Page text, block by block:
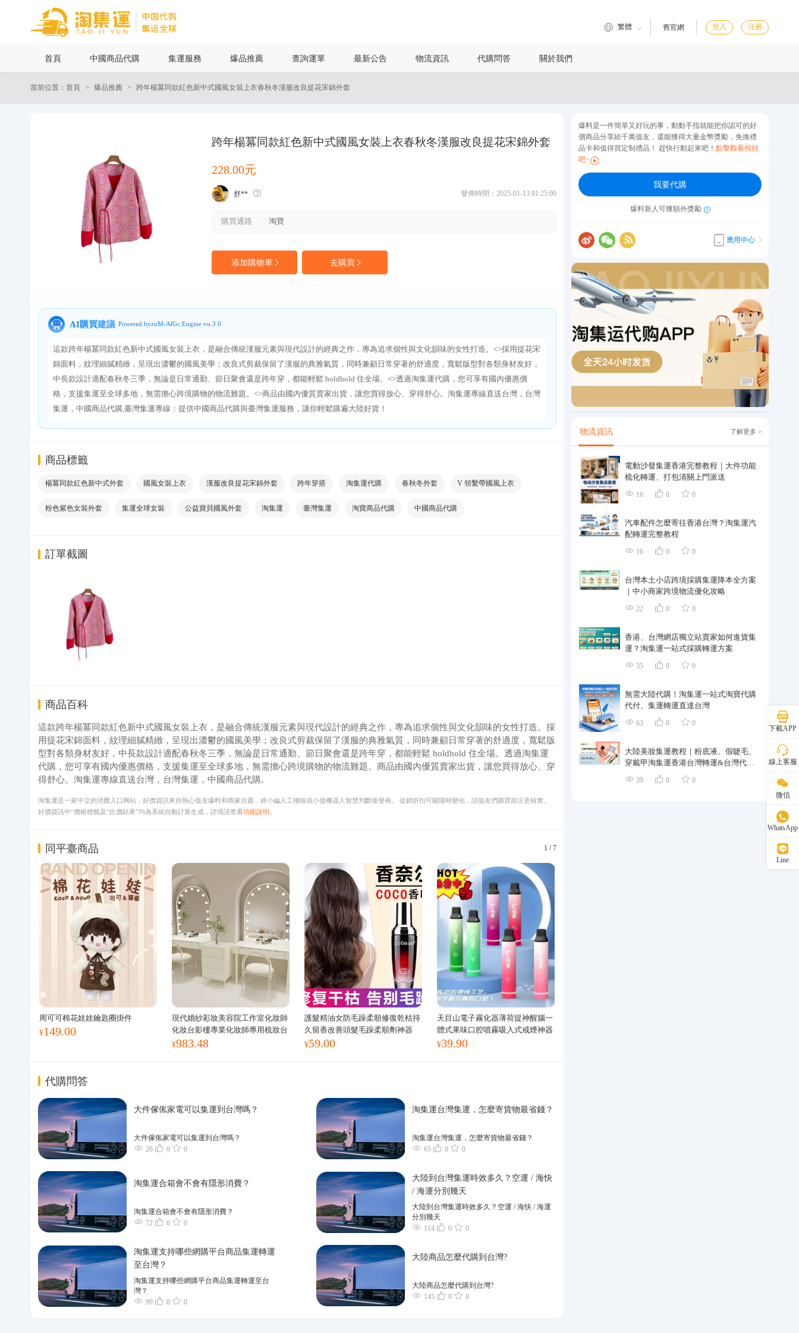
繁體 舊官網 登入 注册
首頁 中國商品代購 集運服務 爆品推薦 查詢運單 最新公告 物流資訊 代購問答 關於我們
當前位置：首頁 爆品推薦 跨年楊冪同款紅色新中式國風女裝上衣春秋冬漢服改良提花宋錦外套
跨年楊冪同款紅色新中式國風女裝上衣春秋冬漢服改良提花宋錦外套
228.00元
舒** 發佈時間：2025-01-13 01:25:00
購買通路 淘寶
添加購物車 去購買
AI購買建議 Powered byzoM-AlGc Engine vo.3 0
這款跨年楊冪同款紅色新中式國風女裝上衣，是融合傳統漢服元素與現代設計的經典之作，專為追求個性與文化韻味的女性打造。<>採用提花宋
錦面料，紋理細膩精緻，呈現出濃鬱的國風美學；改良式剪裁保留了漢服的典雅氣質，同時兼顧日常穿著的舒適度，寬鬆版型對各類身材友好，
中長款設計適配春秋冬三季，無論是日常通勤、節日聚會還是跨年穿，都能輕鬆 holdhold 住全場。<>透過淘集運代購，您可享有國內優惠價
格，支援集運至全球多地，無需擔心跨境購物的物流難題。<>商品由國內優質賣家出貨，讓您買得放心、穿得舒心。淘集運專線直送台灣，台灣
集運，中國商品代購,臺灣集運專線：提供中國商品代購與臺灣集運服務，讓你輕鬆購遍大陸好貨！
商品標籤
楊冪同款紅色新中式外套 國風女裝上衣 漢服改良提花宋錦外套 跨年穿搭 淘集運代購 春秋冬外套 V 領繫帶國風上衣
粉色紫色女裝外套 集運全球女裝 公益寶貝國風外套 淘集運 臺灣集運 淘寶商品代購 中國商品代購
訂單截圖
商品百科
這款跨年楊冪同款紅色新中式國風女裝上衣，是融合傳統漢服元素與現代設計的經典之作，專為追求個性與文化韻味的女性打造。採
用提花宋錦面料，紋理細膩精緻，呈現出濃鬱的國風美學；改良式剪裁保留了漢服的典雅氣質，同時兼顧日常穿著的舒適度，寬鬆版
型對各類身材友好，中長款設計適配春秋冬三季，無論是日常通勤、節日聚會還是跨年穿，都能輕鬆 holdhold 住全場。透過淘集運
代購，您可享有國內優惠價格，支援集運至全球多地，無需擔心跨境購物的物流難題。商品由國內優質賣家出貨，讓您買得放心、穿
得舒心。淘集運專線直送台灣，台灣集運，中國商品代購,
淘集運是一家中立的消費入口网站，好價資訊來自熱心值友爆料和商家自薦，經小編人工稽核或小值機器人智慧判斷後發佈。 促銷折扣可能隨時變化，請值友們購買前注意核實。
好價資訊中“價格標籤及“比價結果”均為系統自動計算生成，詳情請查看功能說明
同平臺商品 1 /7
周可可棉花娃娃鑰匙圈掛件
¥149.00
現代婚紗彩妝美容院工作室化妝師
化妝台影樓專業化妝師專用梳妝台
¥983.48
護髮精油女防毛躁柔順修復乾枯持
久留香改善頭髮毛躁柔順劑神器
¥59.00
天目山電子霧化器薄荷提神醒腦一
體式果味口腔噴霧吸入式戒煙神器
¥39.90
代購問答
大件傢俬家電可以集運到台灣嗎？
大件傢俬家電可以集運到台灣嗎？
26
0 0
淘集運台灣集運，怎麼寄貨物最省錢？
淘集運台灣集運，怎麼寄貨物最省錢？
65
0 0
淘集運合箱會不會有隱形消費？
淘集運合箱會不會有隱形消費？
72
0 0
大陸到台灣集運時效多久？空運 / 海快
/ 海運分別幾天
大陸到台灣集運時效多久？空運 / 海快 / 海運
分別幾天
114
0 0
淘集運支持哪些網購平台商品集運轉運
至台灣？
淘集運支持哪些網購平台商品集運轉運至台
灣？
99
0 0
大陸商品怎麼代購到台灣?
大陸商品怎麼代購到台灣?
145
0 0
爆料是一件簡單又好玩的事，動動手指就能把你認可的好
價商品分享給千萬值友，還能獲得大量金幣獎勵，免換禮
品卡和值得買定制禮品！ 趕快行動起來吧！點擊觀看視頻
吧~
我要代購
爆料新人可獲額外獎勵
應用中心
物流資訊 了解更多 >
電動沙發集運香港完整教程｜大件功能
梳化轉運、打包清關上門派送
16 0 0
汽車配件怎麼寄往香港台灣？淘集運汽
配轉運完整教程
16 0 0
台灣本土小店跨境採購集運降本全方案
｜中小商家跨境物流優化攻略
22 0 0
香港、台灣網店獨立站賣家如何進貨集
運？淘集運一站式採購轉運方案
35 0 0
無需大陸代購！淘集運一站式淘寶代購
代付、集運轉運直達台灣
63 0 0
大陸美妝集運教程｜粉底液、假睫毛、
穿戴甲淘集運香港台灣轉運&台灣代購
39 0 0
下載APP
線上客服
微信
WhatsApp
Line